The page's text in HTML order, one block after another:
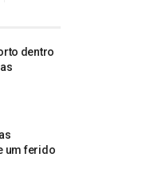
dentro
um ferido